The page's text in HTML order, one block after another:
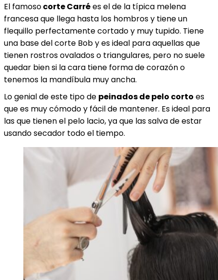
El famosocorte Carrées el de la típica melena
francesa que llega hasta los hombros y tiene un
flequillo perfectamente cortado y muy tupido. Tiene
una base del corte Bob y es ideal para aquellas que
tienen rostros ovalados o triangulares, pero no suele
quedar bien si la cara tiene forma de corazón o
tenemos la mandíbula muy ancha.
Lo genial de este tipo de peinados de pelo corto es
que es muy cómodo y fácil de mantener. Es ideal para
las que tienen el pelo lacio, ya que las salva de estar
usando secador todo el tiempo.